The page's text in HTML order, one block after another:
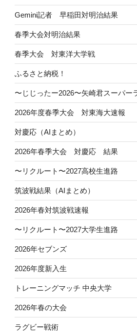
Gemini記者 早稲田対明治結果
春季大会対明治結果
春季大会 対東洋大学戦
ふるさと納税！
〜じじったー2026〜矢崎君スーパー
2026年度春季大会 対東海大速報
対慶応（AIまとめ）
2026年春季大会 対慶応 結果
〜リクルート〜2027高校生進路
筑波戦結果（AIまとめ）
2026年春対筑波戦速報
〜リクルート〜2027大学生進路
2026年セブンズ
2026年度新入生
トレーニングマッチ 中央大学
2026年春の大会
ラグビー戦術